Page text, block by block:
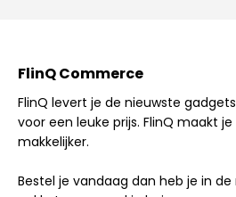
FlinQ Commerce
FlinQ levert je de nieuwste
voor een leuke prijs. FlinQ maakt
makkelijker.
Bestel je vandaag dan heb je in